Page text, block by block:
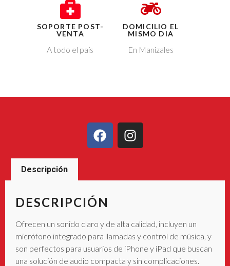
SOPORTE POST-
VENTA
A todo el país
DOMICILIO EL
MISMO DIA
En Manizales
Descripción
DESCRIPCIÓN
Ofrecen un sonido claro y de alta calidad, incluyen un
micrófono integrado para llamadas y control de música, y
son perfectos para usuarios de iPhone y iPad que buscan
una solución de audio compacta y sin complicaciones.